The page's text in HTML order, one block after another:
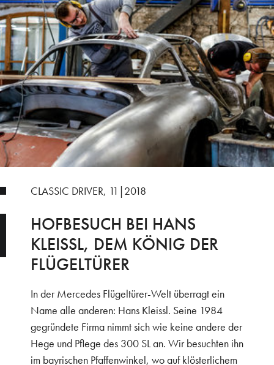
CLASSIC DRIVER, 11|2018
HOFBESUCH BEI HANS
KLEISSL, DEM KÖNIG DER
FLÜGELTÜRER
In der Mercedes Flügeltürer-Welt überragt ein
Name alle anderen: Hans Kleissl. Seine 1984
gegründete Firma nimmt sich wie keine andere der
Hege und Pflege des 300 SL an. Wir besuchten ihn
im bayrischen Pfaffenwinkel, wo auf klösterlichem